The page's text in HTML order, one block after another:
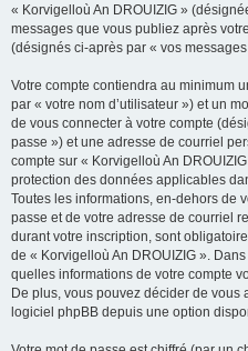
« Korvigelloù An DROUIZIG »
messages que vous publiez après
(désignés ci-après par « vos
Votre compte contiendra au minimum
par « votre nom d’utilisateur ») et un
de vous connecter à votre compte
passe ») et une adresse de courriel
compte sur « Korvigelloù An
protection des données applicables
Toutes les informations, en-dehors de
passe et de votre adresse de courriel
durant votre inscription, sont
de « Korvigelloù An DROUIZIG ».
quelles informations de votre compte
De plus, vous pouvez décider de
logiciel phpBB depuis une option